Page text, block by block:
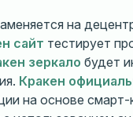
на
сайт тестирует
зеркало будет
Кракен
на основе смарт-